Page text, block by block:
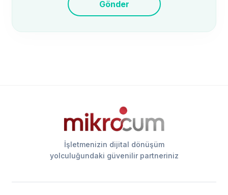
Gönder
İşletmenizin dijital dönüşüm
yolculuğundaki güvenilir partneriniz